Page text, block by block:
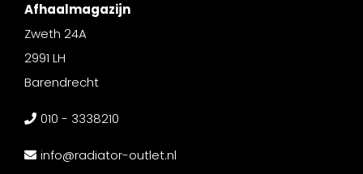
Afhaalmagazijn
Zweth 24A
2991 LH
Barendrecht
010 - 3338210
info@radiator-outlet.nl